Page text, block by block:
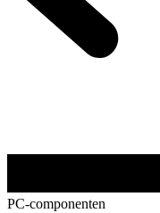
PC-componenten